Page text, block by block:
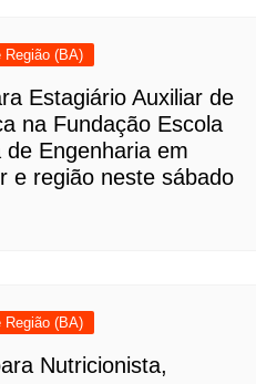
Região (BA)
Estagiário Auxiliar de
na Fundação Escola
de Engenharia em
e região neste sábado
Região (BA)
Nutricionista,